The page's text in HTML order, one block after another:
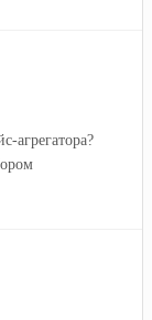
агрегатора?